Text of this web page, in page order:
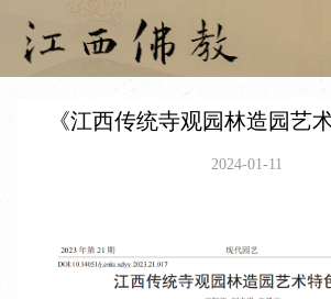
《江西传统寺观园林造园艺
2024-01-11